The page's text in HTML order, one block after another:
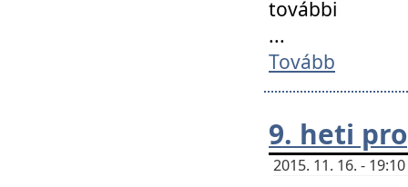
további
...
Tovább
9. heti
2015. 11. 16. -